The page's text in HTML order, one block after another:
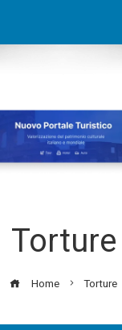
Torture
Home Torture